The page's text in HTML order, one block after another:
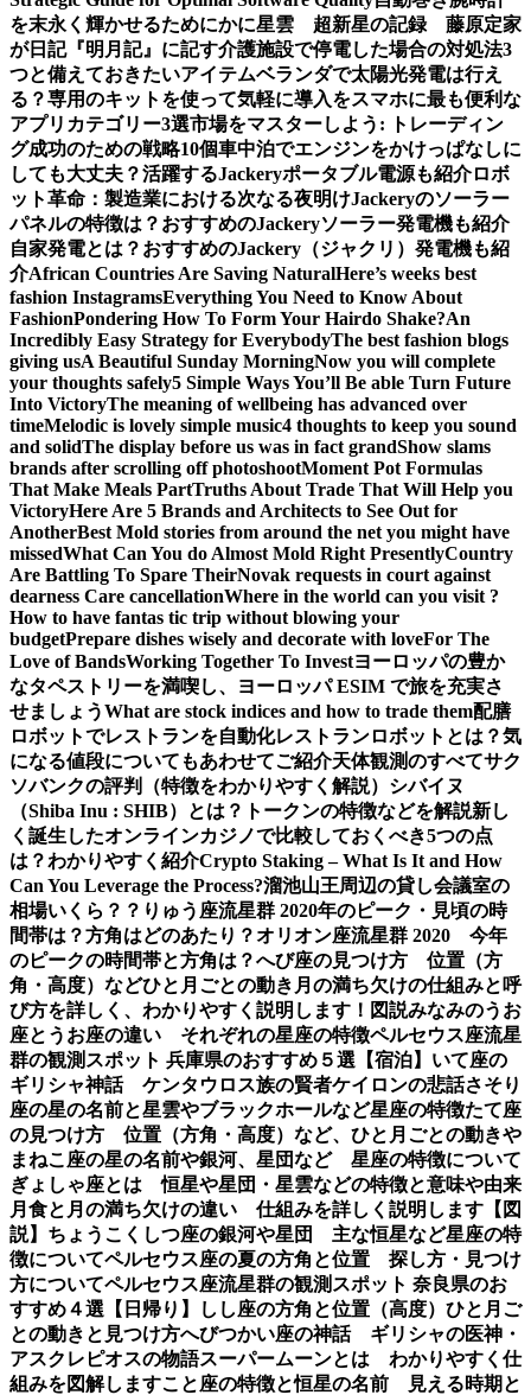
を末永く輝かせるためにかに星雲 超新星の記録 藤原定家
が日記『明月記』に記す介護施設で停電した場合の対処法3
つと備えておきたいアイテムベランダで太陽光発電は行え
る？専用のキットを使って気軽に導入をスマホに最も便利な
アプリカテゴリー3選市場をマスターしよう: トレーディン
グ成功のための戦略10個車中泊でエンジンをかけっぱなしに
しても大丈夫？活躍するJackeryポータブル電源も紹介ロボ
ット革命：製造業における次なる夜明けJackeryのソーラー
パネルの特徴は？おすすめのJackeryソーラー発電機も紹介
自家発電とは？おすすめのJackery（ジャクリ）発電機も紹
介African Countries Are Saving NaturalHere’s weeks best
fashion InstagramsEverything You Need to Know About
FashionPondering How To Form Your Hairdo Shake?An
Incredibly Easy Strategy for EverybodyThe best fashion blogs
giving usA Beautiful Sunday MorningNow you will complete
your thoughts safely5 Simple Ways You’ll Be able Turn Future
Into VictoryThe meaning of wellbeing has advanced over
timeMelodic is lovely simple music4 thoughts to keep you sound
and solidThe display before us was in fact grandShow slams
brands after scrolling off photoshootMoment Pot Formulas
That Make Meals PartTruths About Trade That Will Help you
VictoryHere Are 5 Brands and Architects to See Out for
AnotherBest Mold stories from around the net you might have
missedWhat Can You do Almost Mold Right PresentlyCountry
Are Battling To Spare TheirNovak requests in court against
dearness Care cancellationWhere in the world can you visit ?
How to have fantas tic trip without blowing your
budgetPrepare dishes wisely and decorate with loveFor The
Love of BandsWorking Together To Investヨーロッパの豊か
なタペストリーを満喫し、ヨーロッパ ESIM で旅を充実さ
せましょうWhat are stock indices and how to trade them配膳
ロボットでレストランを自動化レストランロボットとは？気
になる値段についてもあわせてご紹介天体観測のすべてサク
ソバンクの評判（特徴をわかりやすく解説） シバイヌ
（Shiba Inu : SHIB）とは？トークンの特徴などを解説新し
く誕生したオンラインカジノで比較しておくべき5つの点
は？わかりやすく紹介Crypto Staking – What Is It and How
Can You Leverage the Process?溜池山王周辺の貸し会議室の
相場いくら？？ りゅう座流星群 2020年のピーク・見頃の時
間帯は？方角はどのあたり？オリオン座流星群 2020 今年
のピークの時間帯と方角は？へび座の見つけ方 位置（方
角・高度）などひと月ごとの動き 月の満ち欠けの仕組みと呼
び方を詳しく、わかりやすく説明します！図説みなみのうお
座とうお座の違い それぞれの星座の特徴ペルセウス座流星
群の観測スポット 兵庫県のおすすめ５選【宿泊】 いて座の
ギリシャ神話 ケンタウロス族の賢者ケイロンの悲話さそり
座の星の名前と星雲やブラックホールなど星座の特徴たて座
の見つけ方 位置（方角・高度）など、ひと月ごとの動きや
まねこ座の星の名前や銀河、星団など 星座の特徴について
ぎょしゃ座とは 恒星や星団・星雲などの特徴と意味や由来
月食と月の満ち欠けの違い 仕組みを詳しく説明します【図
説】 ちょうこくしつ座の銀河や星団 主な恒星など星座の特
徴についてペルセウス座の夏の方角と位置 探し方・見つけ
方についてペルセウス座流星群の観測スポット 奈良県のお
すすめ４選【日帰り】
しし座の方角と位置（高度）ひと月ご
との動きと見つけ方へびつかい座の神話 ギリシャの医神・
アスクレピオスの物語スーパームーンとは わかりやすく仕
組みを図解しますこと座の特徴と恒星の名前 見える時期と